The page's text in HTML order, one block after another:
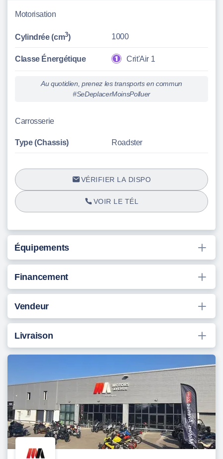
Motorisation
Cylindrée (cm3) 1000
Classe Énergétique Crit'Air 1
Au quotidien, prenez les transports en commun
#SeDeplacerMoinsPolluer
Carrosserie
Type (Chassis) Roadster
VÉRIFIER LA DISPO
VOIR LE TÉL
Équipements
Financement
Vendeur
Livraison